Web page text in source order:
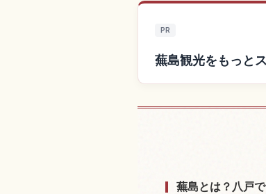
PR
蕪島観光をもっと
蕪島とは？八戸